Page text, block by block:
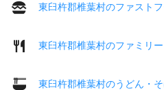
東臼杵郡椎葉村のファスト
東臼杵郡椎葉村のファミリ
東臼杵郡椎葉村のうどん・